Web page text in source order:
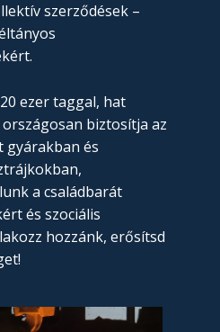
szerződések –
ezer taggal, hat
biztosítja az
gyárakban és
a családbarát
és szociális
hozzánk, erősítsd